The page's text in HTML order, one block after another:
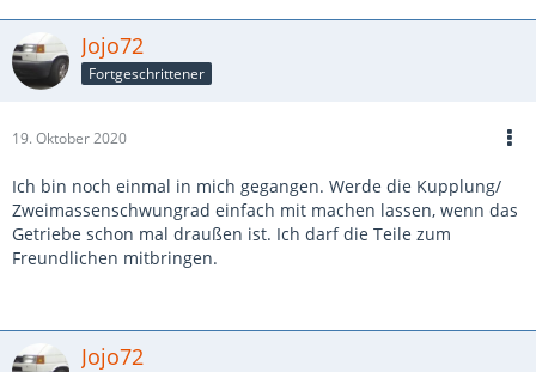
Jojo72
Fortgeschrittener
19. Oktober 2020
Ich bin noch einmal in mich gegangen. Werde die Kupplung/
Zweimassenschwungrad einfach mit machen lassen, wenn das
Getriebe schon mal draußen ist. Ich darf die Teile zum
Freundlichen mitbringen.
Jojo72